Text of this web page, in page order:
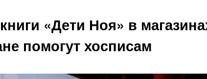
«Дети Ноя» в
помогут хосписам